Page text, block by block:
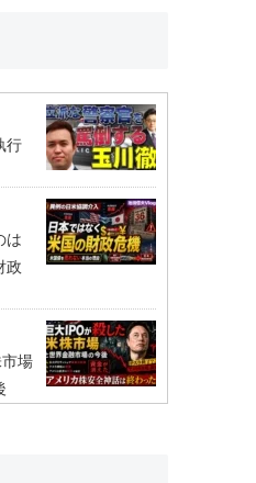
行
は
政
場